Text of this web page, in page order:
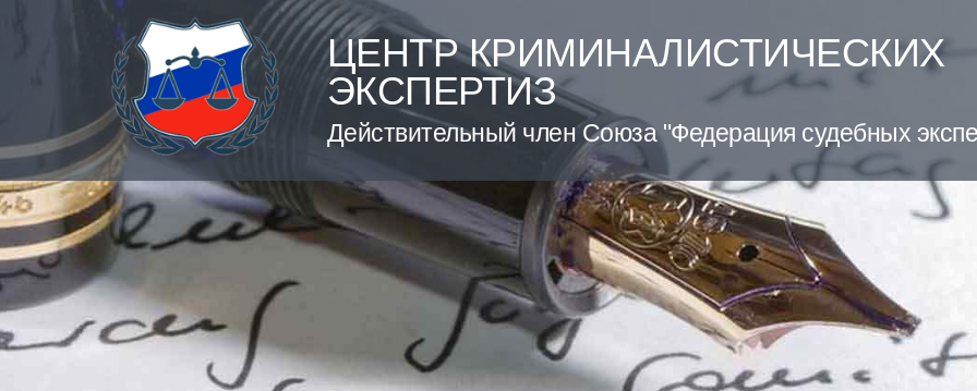
ЦЕНТР КРИМИНАЛИСТИЧЕСКИХ
ЭКСПЕРТИЗ
Действительный член Союза "Федерация судебных